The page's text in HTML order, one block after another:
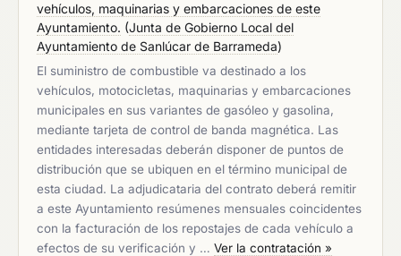
vehículos, maquinarias y embarcaciones de este
Ayuntamiento. (Junta de Gobierno Local del
Ayuntamiento de Sanlúcar de Barrameda)
El suministro de combustible va destinado a los
vehículos, motocicletas, maquinarias y embarcaciones
municipales en sus variantes de gasóleo y gasolina,
mediante tarjeta de control de banda magnética. Las
entidades interesadas deberán disponer de puntos de
distribución que se ubiquen en el término municipal de
esta ciudad. La adjudicataria del contrato deberá remitir
a este Ayuntamiento resúmenes mensuales coincidentes
con la facturación de los repostajes de cada vehículo a
efectos de su verificación y … Ver la contratación »